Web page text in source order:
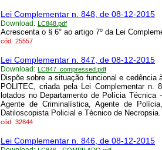
Lei Complementar n. 848, de 08-12-2015
Download: LC848.pdf
Acrescenta o § 6° ao artigo 7º da Lei
cód. 25557
Lei Complementar n. 847, de 08-12-2015
Download: LC847_compressed.pdf
Dispõe sobre a situação funcional e
POLITEC, criada pela Lei Complementar
lotados no Departamento de Polícia
Agente de Criminalística, Agente de
Datiloscopista Policial e Técnico de Necropsia.
cód. 32844
Lei Complementar n. 846, de 08-12-2015